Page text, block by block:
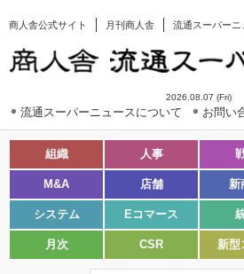
商人舎公式サイト 月刊商人舎 流通スーパーニ
2026.08.07 (Fri)
流通スーパーニュースについて お問い
組織 人事
M&A 店舗 新
システム Eコマース
月次 CSR 新型